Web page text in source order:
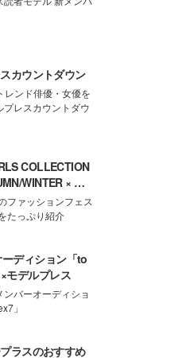
カウントダウン
レンド俳優・女優を
プレスカウントダウ
COLLECTION
WINTER × モ
ファッションフェス
たっぷり紹介
ディション「to
モデルプレス
バーオーディショ
」
ラスのおすすめ